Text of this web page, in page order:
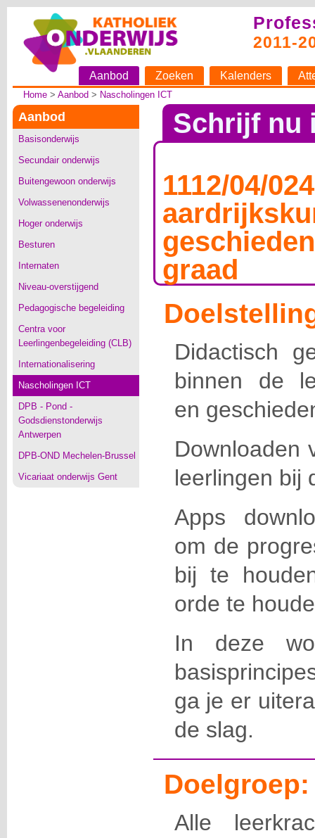
2011-
Aanbod Zoeken Kalenders
Home> Aanbod > Nascholingen ICT
Aanbod
Basisonderwijs
Secundair onderwijs
Buitengewoon onderwijs
Volwassenenonderwijs
Hoger onderwijs
Besturen
Internaten
Niveau-overstijgend
Pedagogische begeleiding
Centra voor
Leerlingenbegeleiding (CLB)
Internationalisering
Nascholingen ICT
DPB - Pond -
Godsdienstonderwijs
Antwerpen
DPB-OND Mechelen-Brussel
Vicariaat onderwijs Gent
Schrijf nu
1112/04/
graad
Didactisch
binnen de
en
Downloaden
leerlingen bij
Apps
om de
bij te
orde te
In deze
ga je er
de slag.
Doelgroep:
Alle